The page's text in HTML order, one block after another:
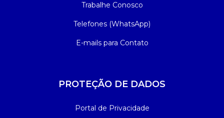
Trabalhe Conosco
Telefones (WhatsApp)
E-mails para Contato
PROTEÇÃO DE DADOS
Portal de Privacidade